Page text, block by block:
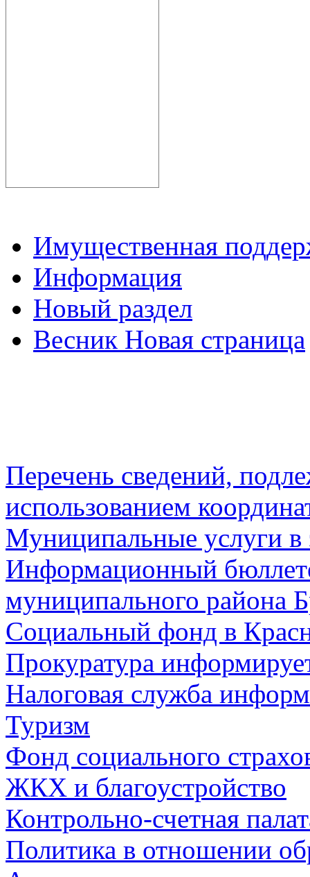
Имущественная
Информация
Новый раздел
Весник Новая страница
Перечень сведений,
использованием
Муниципальные услуги в
Информационный
муниципального района
Социальный фонд в
Прокуратура
Налоговая служба
Туризм
Фонд социального
ЖКХ и благоустройство
Контрольно-счетная
Политика в отношении